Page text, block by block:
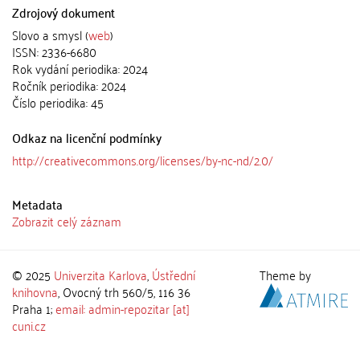
Zdrojový dokument
Slovo a smysl (web)
ISSN: 2336-6680
Rok vydání periodika: 2024
Ročník periodika: 2024
Číslo periodika: 45
Odkaz na licenční podmínky
http://creativecommons.org/licenses/by-nc-nd/2.0/
Metadata
Zobrazit celý záznam
© 2025 Univerzita Karlova,Ústřední
knihovna, Ovocný trh 560/5, 116 36
Praha 1;email: admin-repozitar [at]
cuni.cz
Theme by